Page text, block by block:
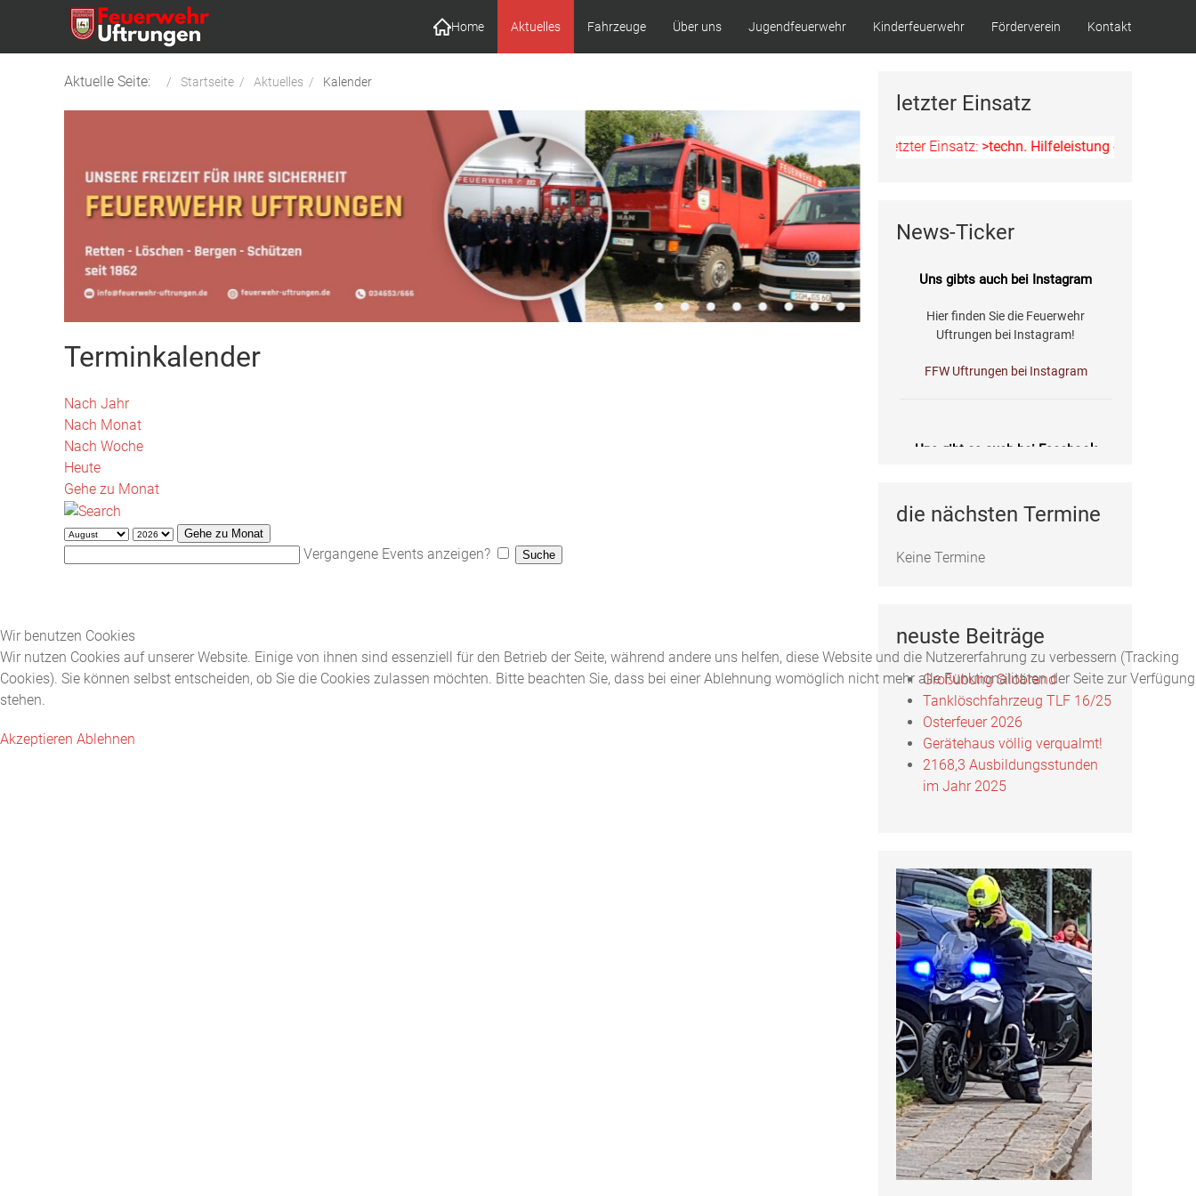
Home Aktuelles Fahrzeuge Über uns Jugendfeuerwehr Kinderfeuerwehr Förderverein Kontakt
Aktuelle Seite: Startseite Aktuelles Kalender
Terminkalender
Nach Jahr
Nach Monat
Nach Woche
Heute
Gehe zu Monat
Gehe zu Monat
Vergangene Events anzeigen?
letzter Einsatz
Letzter Einsatz:>techn. Hilfeleistung - Ölspur<
News-Ticker
Uns gibts auch bei Instagram
Hier finden Sie die Feuerwehr
Uftrungen bei Instagram!
FFW Uftrungen bei Instagram
Uns gibt es auch bei Facebook
Facebookseite!
Hier finden Sie die Feuerwehr
Uftrungen bei Instagram!
FFW Uftrungen bei Instagram
Uns gibt es auch bei Facebook
Feuerwehr Uftrungen bei Facebook
Uns gibts auch bei Instagram
Hier finden Sie die Feuerwehr
Uftrungen bei Instagram!
FFW Uftrungen bei Instagram
Uns gibt es auch bei Facebook
Fotos, Berichte und mehr auf unserer
Facebookseite!
die nächsten Termine
Keine Termine
neuste Beiträge
Großübung Silobrand
Tanklöschfahrzeug TLF 16/25
Osterfeuer 2026
Gerätehaus völlig verqualmt!
2168,3 Ausbildungsstunden
im Jahr 2025
Wir benutzen Cookies
Wir nutzen Cookies auf unserer Website. Einige von ihnen sind essenziell für den Betrieb der Seite, während andere uns helfen, diese Website und die Nutzererfahrung zu verbessern (Tracking
Cookies). Sie können selbst entscheiden, ob Sie die Cookies zulassen möchten. Bitte beachten Sie, dass bei einer Ablehnung womöglich nicht mehr alle Funktionalitäten der Seite zur Verfügung
stehen.
Akzeptieren Ablehnen